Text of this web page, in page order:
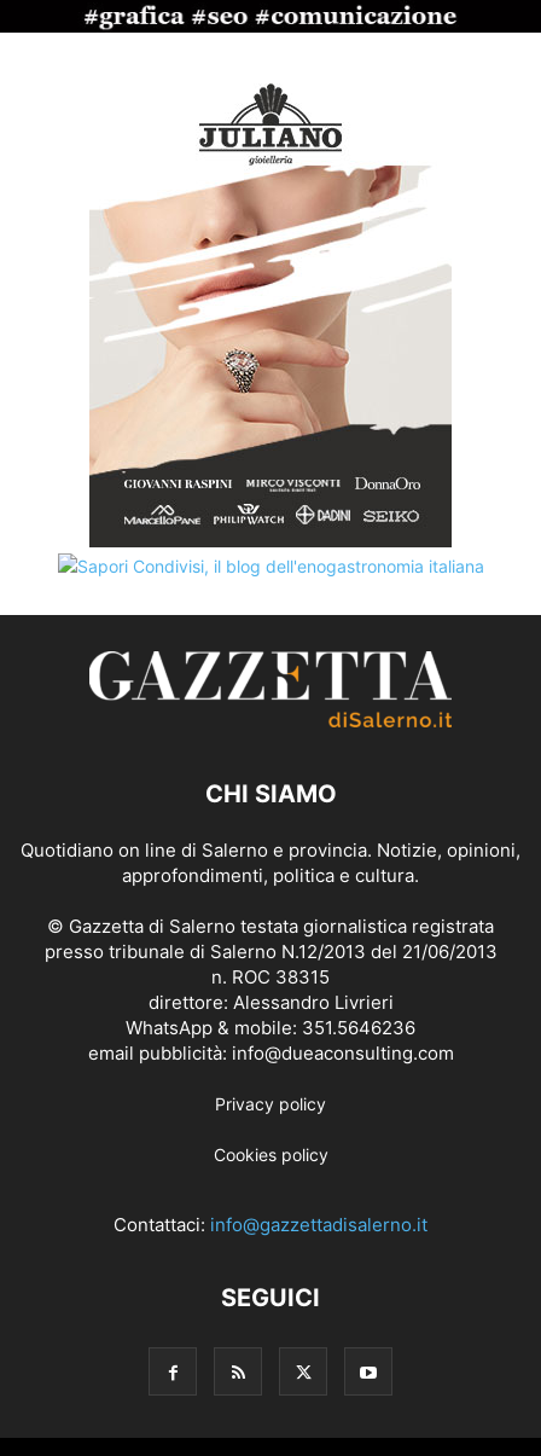
CHI SIAMO
Quotidiano on line di Salerno e provincia. Notizie, opinioni,
approfondimenti, politica e cultura.
© Gazzetta di Salerno testata giornalistica registrata
presso tribunale di Salerno N.12/2013 del 21/06/2013
n. ROC 38315
direttore: Alessandro Livrieri
WhatsApp & mobile: 351.5646236
email pubblicità: info@dueaconsulting.com
Privacy policy
Cookies policy
Contattaci: info@gazzettadisalerno.it
SEGUICI